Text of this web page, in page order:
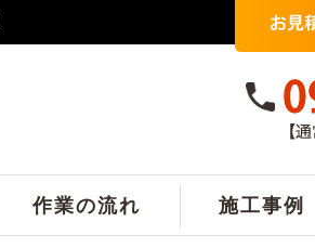
作業の流れ 施工事例